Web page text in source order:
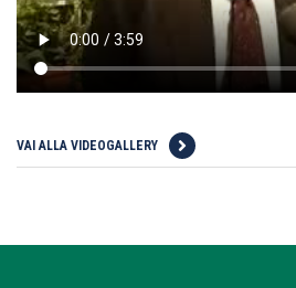
VAI ALLA VIDEOGALLERY